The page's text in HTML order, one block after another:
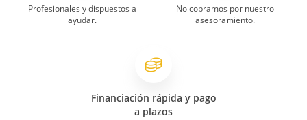
Profesionales y dispuestos a
ayudar.
No cobramos por nuestro
asesoramiento.
Financiación rápida y pago
a plazos